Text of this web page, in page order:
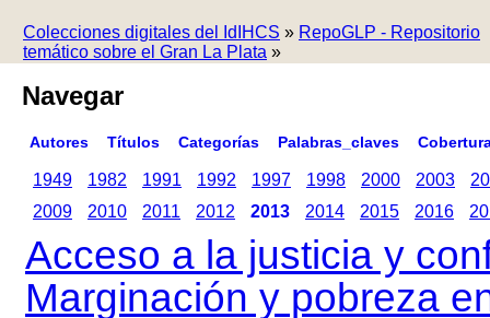
Colecciones digitales del IdIHCS » RepoGLP - Repositorio
temático sobre el Gran La Plata »
Navegar
Autores Títulos Categorías Palabras_claves
1949 1982 1991 1992 1997 1998 2000 2003
2009
2010 2011 2012 2013 2014 2015 2016
Acceso a la justicia y
Marginación y pobreza